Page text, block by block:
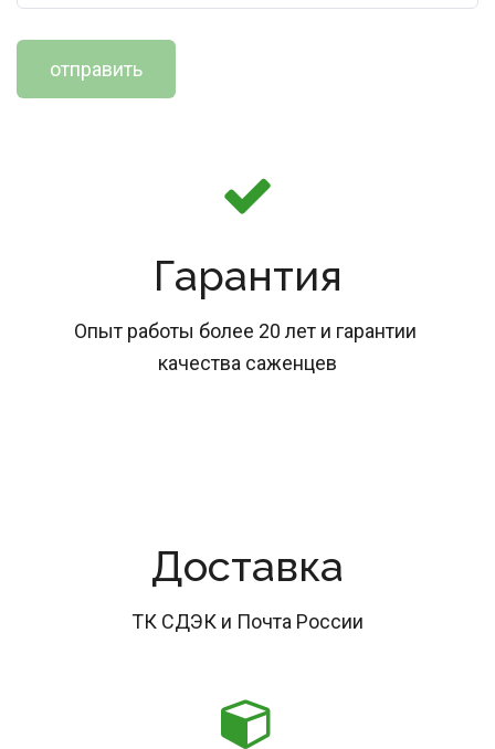
отправить
Гарантия
Опыт работы более 20 лет и гарантии
качества саженцев
Доставка
ТК СДЭК и Почта России